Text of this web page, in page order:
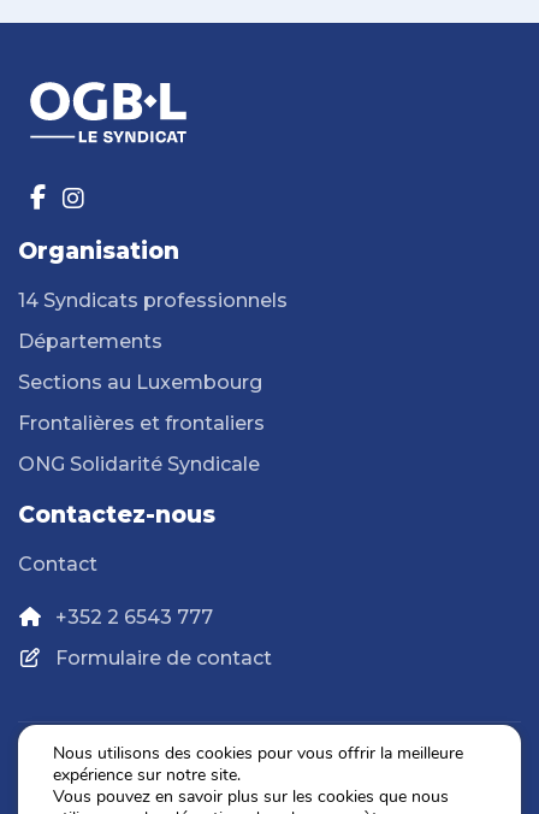
Organisation
14 Syndicats professionnels
Départements
Sections au Luxembourg
Frontalières et frontaliers
ONG Solidarité Syndicale
Contactez-nous
Contact
+352 2 6543 777
Formulaire de contact
Politique de confidentialité
Nous utilisons des cookies pour vous offrir la meilleure
expérience sur notre site.
Vous pouvez en savoir plus sur les cookies que nous